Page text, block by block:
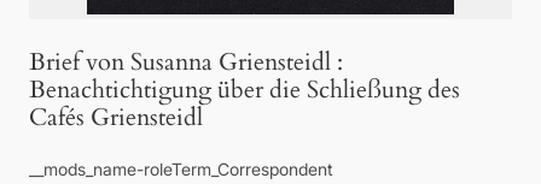
Brief von Susanna Griensteidl :
Benachtichtigung über die Schließung des
Cafés Griensteidl
__mods_name-roleTerm_Correspondent